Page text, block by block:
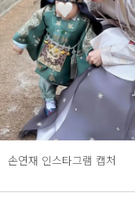
손연재 인스타그램 캡처